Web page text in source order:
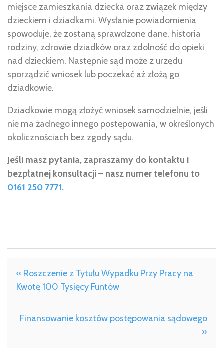
miejsce zamieszkania dziecka oraz związek między
dzieckiem i dziadkami. Wysłanie powiadomienia
spowoduje, że zostaną sprawdzone dane, historia
rodziny, zdrowie dziadków oraz zdolność do opieki
nad dzieckiem. Następnie sąd może z urzędu
sporządzić wniosek lub poczekać aż złożą go
dziadkowie.
Dziadkowie mogą złożyć wniosek samodzielnie, jeśli
nie ma żadnego innego postępowania, w określonych
okolicznościach bez zgody sądu.
Jeśli masz pytania, zapraszamy do kontaktu i
bezpłatnej konsultacji – nasz numer telefonu to
0161 250 7771.
« Roszczenie z Tytułu Wypadku Przy Pracy na
Kwotę 100 Tysięcy Funtów
Finansowanie kosztów postępowania sądowego
»